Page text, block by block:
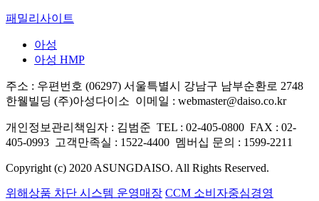
패밀리사이트
아성
아성 HMP
주소 : 우편번호 (06297) 서울특별시 강남구 남부순환로 2748
한웰빌딩 (주)아성다이소 이메일 : webmaster@daiso.co.kr
개인정보관리책임자 : 김범준 TEL : 02-405-0800 FAX : 02-
405-0993 고객만족실 : 1522-4400 멤버십 문의 : 1599-2211
Copyright (c) 2020 ASUNGDAISO. All Rights Reserved.
위해상품 차단 시스템 운영매장 CCM 소비자중심경영